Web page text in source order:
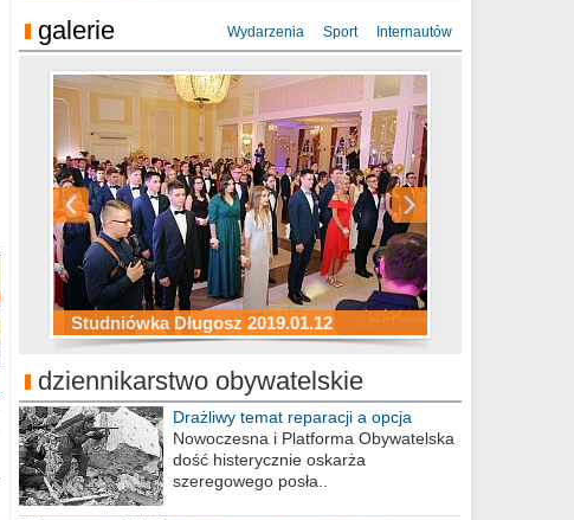
galerie Wydarzenia Sport Internautów
Studniówka Długosz 2019.01.12
ZS Budowlanych 2019.01.12
Studniówka LZK 2019.01.11
Studniówka Kopernik 2019.01.11
Studniówka LMK 2019.01.05
Studniówka ZS Ekonomicznych
2019.01.05
dziennikarstwo obywatelskie
Drażliwy temat reparacji a opcja
berlińska
Nowoczesna i Platforma Obywatelska
dość histerycznie oskarża
szeregowego posła..